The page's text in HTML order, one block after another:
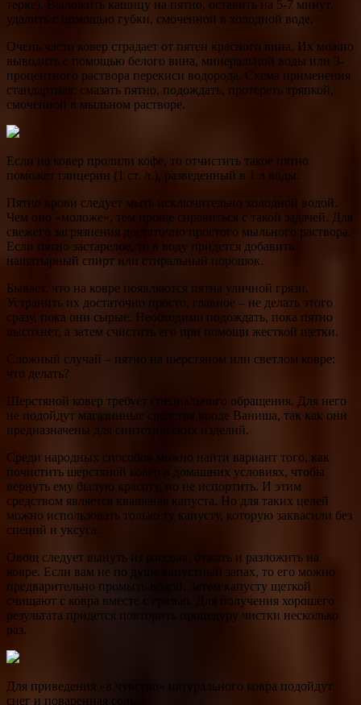
терке). Выложить кашицу на пятно, оставить на 5-7 минут,
удалить с помощью губки, смоченной в холодной воде.
Очень часто ковер страдает от пятен красного вина. Их можно
выводить с помощью белого вина, минеральной воды или 3-
процентного раствора перекиси водорода. Схема применения
стандартная: смазать пятно, подождать, протереть тряпкой,
смоченной в мыльном растворе.
Если на ковер пролили кофе, то отчистить такое пятно
поможет глицерин (1 ст. л.), разведенный в 1 л воды.
Пятно крови следует мыть исключительно холодной водой.
Чем оно «моложе», тем проще справиться с такой задачей. Для
свежего загрязнения достаточно простого мыльного раствора.
Если пятно застарелое, то в воду придется добавить
нашатырный спирт или стиральный порошок.
Бывает, что на ковре появляются пятна уличной грязи.
Устранить их достаточно просто, главное – не делать этого
сразу, пока они сырые. Необходимо подождать, пока пятно
высохнет, а затем счистить его при помощи жесткой щетки.
Сложный случай – пятно на шерстяном или светлом ковре:
что делать?
Шерстяной ковер требует специального обращения. Для него
не подойдут магазинные средства вроде Ваниша, так как они
предназначены для синтетических изделий.
Среди народных способов можно найти вариант того, как
почистить шерстяной ковер в домашних условиях, чтобы
вернуть ему былую красоту, но не испортить. И этим
средством является квашеная капуста. Но для таких целей
можно использовать только ту капусту, которую заквасили без
специй и уксуса.
Овощ следует вынуть из рассола, отжать и разложить на
ковре. Если вам не по душе капустный запах, то его можно
предварительно промыть водой. Затем капусту щеткой
счищают с ковра вместе с грязью. Для получения хорошего
результата придется повторить процедуру чистки несколько
раз.
Для приведения «в чувство» натурального ковра подойдут
снег и поваренная соль.